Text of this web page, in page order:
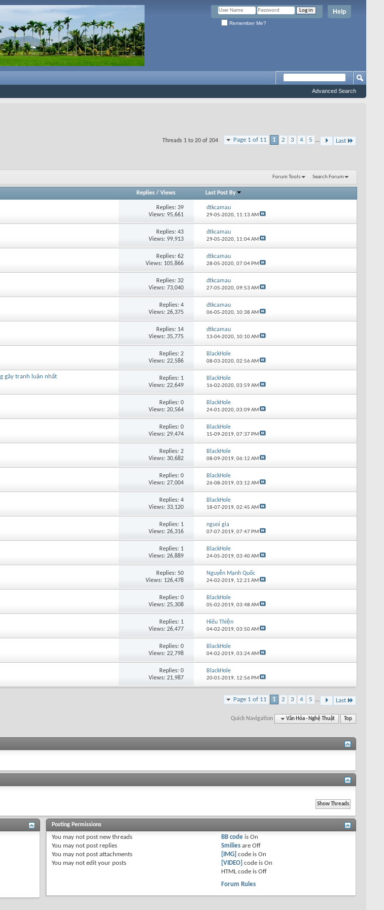
Help
Remember Me?
Advanced Search
Page 1 of 11 1 2 3 4 5 ... Last
Threads 1 to 20 of 204
Forum Tools Search Forum
Replies/ Views Last Post By
Replies: 39
Views: 95,661
dtkcamau
29-05-2020, 11:13 AM
Replies: 43
Views: 99,913
dtkcamau
29-05-2020, 11:04 AM
Replies: 62
Views: 105,866
dtkcamau
28-05-2020, 07:04 PM
Replies: 32
Views: 73,040
dtkcamau
27-05-2020, 09:53 AM
Replies: 4
Views: 26,375
dtkcamau
06-05-2020, 10:38 AM
Replies: 14
Views: 35,775
dtkcamau
13-04-2020, 10:10 AM
Replies: 2
Views: 22,586
BlackHole
08-03-2020, 02:56 AM
gây tranh luận nhất
Replies: 1
Views: 22,649
BlackHole
16-02-2020, 03:59 AM
Replies: 0
Views: 20,564
BlackHole
24-01-2020, 03:09 AM
Replies: 0
Views: 29,474
BlackHole
15-09-2019, 07:37 PM
Replies: 2
Views: 30,682
BlackHole
08-09-2019, 06:12 AM
Replies: 0
Views: 27,004
BlackHole
26-08-2019, 03:12 AM
Replies: 4
Views: 33,120
BlackHole
18-07-2019, 02:45 AM
Replies: 1
Views: 26,316
nguoi gia
07-07-2019, 07:47 PM
Replies: 1
Views: 26,889
BlackHole
24-05-2019, 03:40 AM
Replies: 50
Views: 126,478
Nguyễn Mạnh Quốc
24-02-2019, 12:21 AM
Replies: 0
Views: 25,308
BlackHole
05-02-2019, 03:48 AM
Replies: 1
Views: 26,477
Hiếu Thiện
04-02-2019, 03:50 AM
Replies: 0
Views: 22,798
BlackHole
04-02-2019, 03:24 AM
Replies: 0
Views: 21,987
BlackHole
20-01-2019, 12:56 PM
Page 1 of 11 1 2 3 4 5 ... Last
Quick Navigation Văn Hóa - Nghệ Thuật Top
Posting Permissions
You may not post new threads
You may not post replies
You may not post attachments
You may not edit your posts
BB code isOn
Smilies areOff
[IMG] code isOn
[VIDEO] code isOn
HTML code isOff
Forum Rules